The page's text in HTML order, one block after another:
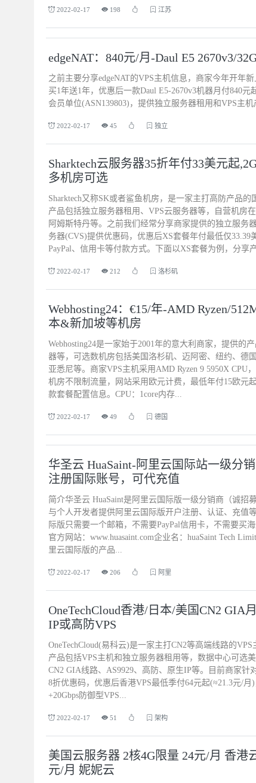
2022-02-17 198 江苏
edgeNAT：840元/月-Daul E5 2670v3/
之前主要分享edgeNAT的VPS主机信息，商家今年开年
买1年送1年，优惠后一款Daul E5-2670v3机器月付840
会员单位(ASN139803)，提供独立服务器租用和VPS主
2022-02-17 45 独立
Sharktech云服务器35折年付33美元起
多机房可选
Sharktech又称SK或者鲨鱼机房，是一家主打高防产品的
产品包括独立服务器租用、VPS云服务器等，自营机房
阿姆斯特丹等。之前我们经常分享商家提供的独立服务
务器(CVS)提供优惠码，优惠后XS套餐年付最低仅33.39
PayPal、信用卡等付款方式。下面以XS套餐为例，分享
2022-02-17 212 洛杉矶
Webhosting24：€15/年-AMD Ryzen/
本&新加坡等机房
Webhosting24是一家始于2001年的意大利商家，提供的
器等，可选数机房包括美国洛杉矶、迈阿密、纽约、德
亚悉尼等。商家VPS主机采用AMD Ryzen 9 5950X CPU
机房不限制流量，网站采用欧元计费，最低年付15欧元
款套餐配置信息。CPU：1core内存...
2022-02-17 49 德国
华圣云 HuaSaint-阿里云国际站一级分
注册国际账号，可代充值
简介华圣云 HuaSaint是阿里云国际版一级分销商（诚招
与个人开发者提供阿里云国际版开户注册、认证、充值
际版只需要一个邮箱，不需要PayPal信用卡，不需要买
官方网站：www.huasaint.com企业名：huaSaint Tech
里云国际版的产品...
2022-02-17 206 阿里
OneTechCloud香港/日本/美国CN2 GIA
IP或高防VPS
OneTechCloud(易科云)是一家主打CN2等高端线路的
产品包括VPS主机和独立服务器租用等，数据中心可选
CN2 GIA线路、AS9929、高防、原生IP等。目前商家针
8折优惠码，优惠后香港VPS最低季付64元起(≈21.3元/
+20Gbps防御型VPS...
2022-02-17 51 架构
美国云服务器 2核4G限量 24元/月 香港
元/月 妮妮云